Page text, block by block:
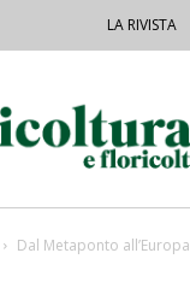
LA RIVISTA
Dal Metaponto all’Europa